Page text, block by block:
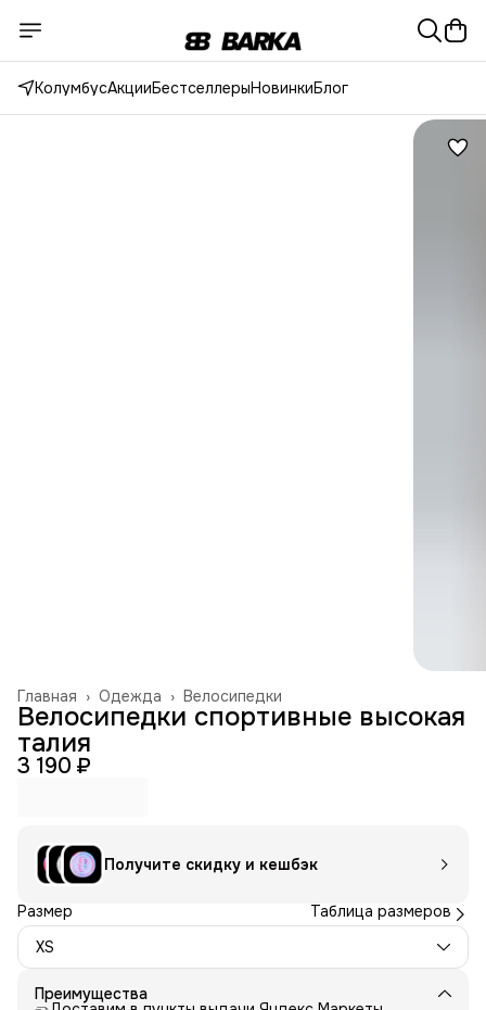
КолумбусАкцииБестселлерыНовинкиБлог
Велосипедки
Одежда ›
Главная ›
Велосипедки спортивные высокая
талия
3 190 ₽
Получите скидку и кешбэк
Размер
Таблица размеров
XS
Преимущества